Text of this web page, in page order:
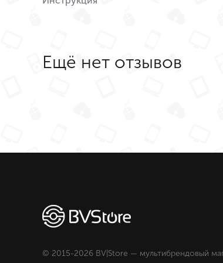
Ещё нет отзывов
© 2015-2026 BV|Store — мультибрендовый